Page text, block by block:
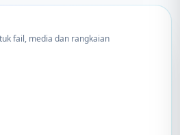
fail, media dan rangkaian